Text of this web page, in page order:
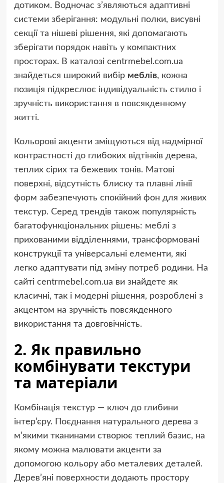
дотиком. Водночас з’являються адаптивні
системи зберігання: модульні полки, висувні
секції та нішеві рішення, які допомагають
зберігати порядок навіть у компактних
просторах. В каталозі centrmebel.com.ua
знайдеться широкий вибір меблів, кожна
позиція підкреслює індивідуальність стилю і
зручність використання в повсякденному
житті.
Кольорові акценти зміщуються від надмірної
контрастності до глибоких відтінків дерева,
теплих сірих та бежевих тонів. Матові
поверхні, відсутність блиску та плавні лінії
форм забезпечують спокійний фон для живих
текстур. Серед трендів також популярність
багатофункціональних рішень: меблі з
прихованими відділеннями, трансформовані
конструкції та універсальні елементи, які
легко адаптувати під зміну потреб родини. На
сайті centrmebel.com.ua ви знайдете як
класичні, так і модерні рішення, розроблені з
акцентом на зручність повсякденного
використання та довговічність.
2. Як правильно
комбінувати текстури
та матеріали
Комбінація текстур — ключ до глибини
інтер’єру. Поєднання натурального дерева з
м’якими тканинами створює теплий базис, на
якому можна малювати акценти за
допомогою кольору або металевих деталей.
Дерев’яні поверхности додають простору